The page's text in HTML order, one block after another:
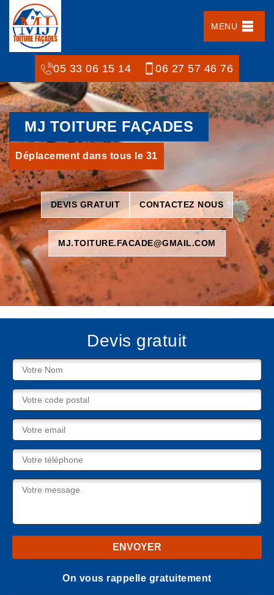
MENU
05 33 06 15 14 06 27 57 46 76
MJ TOITURE FAÇADES
Déplacement dans tous le 31
DEVIS GRATUIT CONTACTEZ NOUS
MJ.TOITURE.FACADE@GMAIL.COM
Devis gratuit
On vous rappelle gratuitement